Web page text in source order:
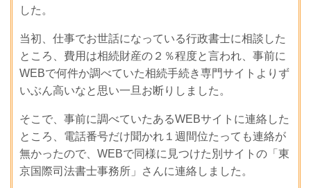
した。
当初、仕事でお世話になっている行政書士に相談した
ところ、費用は相続財産の２％程度と言われ、事前に
WEBで何件か調べていた相続手続き専門サイトよりず
いぶん高いなと思い一旦お断りしました。
そこで、事前に調べていたあるWEBサイトに連絡した
ところ、電話番号だけ聞かれ１週間位たっても連絡が
無かったので、WEBで同様に見つけた別サイトの「東
京国際司法書士事務所」さんに連絡しました。